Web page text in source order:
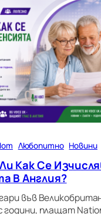
Любопитно Новини
Как Се
В Англия?
във
години, плащат